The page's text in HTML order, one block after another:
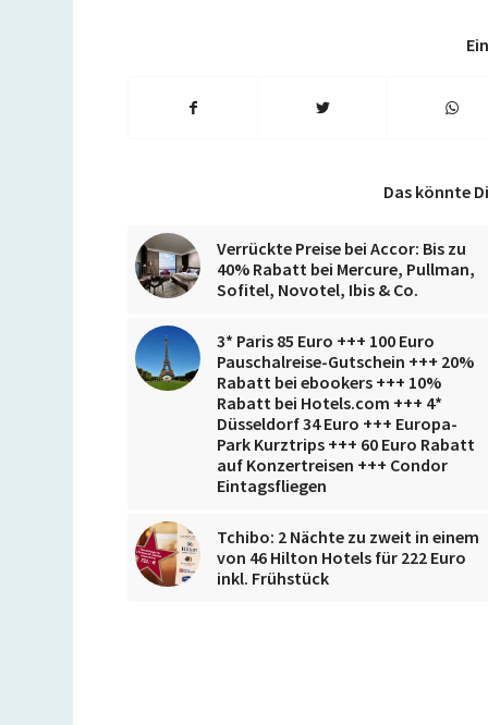
Das könnte
Verrückte Preise bei Accor: Bis zu
40% Rabatt bei Mercure, Pullman,
Sofitel, Novotel, Ibis & Co.
3* Paris 85 Euro +++ 100 Euro
Pauschalreise-Gutschein +++ 20%
Rabatt bei ebookers +++ 10%
Rabatt bei Hotels.com +++ 4*
Düsseldorf 34 Euro +++ Europa-
Park Kurztrips +++ 60 Euro Rabatt
auf Konzertreisen +++ Condor
Eintagsfliegen
Tchibo: 2 Nächte zu zweit in einem
von 46 Hilton Hotels für 222 Euro
inkl. Frühstück